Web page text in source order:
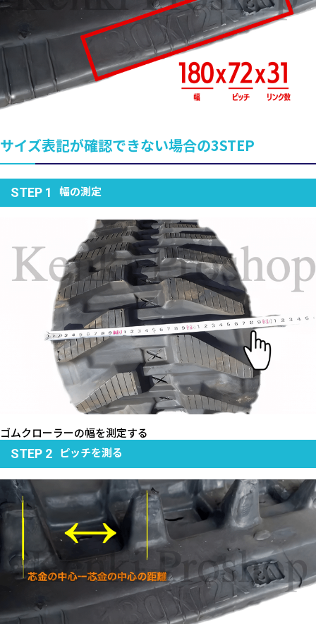
サイズ表記が確認できない場合の3STEP
STEP 1 幅の測定
ゴムクローラーの幅を測定する
STEP 2 ピッチを測る